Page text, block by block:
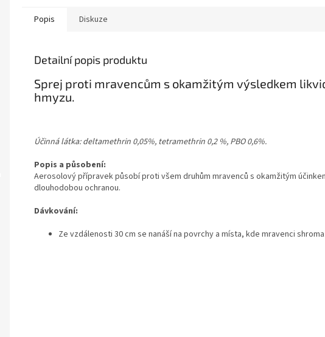
Popis Diskuze
Detailní popis produktu
Sprej proti mravencům s okamžitým výsledkem
hmyzu.
Účinná látka: deltamethrin 0,05%, tetramethrin 0,2 %, PBO 0,6%.
Popis a působení:
Aerosolový přípravek působí proti všem druhům mravenců s okamžitým
dlouhodobou ochranou.
Dávkování:
Ze vzdálenosti 30 cm se nanáší na povrchy a místa, kde mravenci